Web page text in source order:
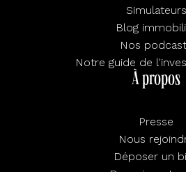
Simulateurs
Blog
Nos
Notre guide de
À propos
Presse
Nous
Déposer un